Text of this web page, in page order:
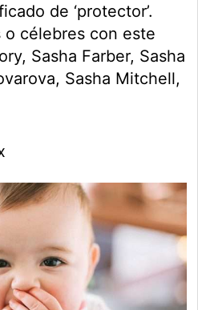
de ‘protector’.
o célebres con este
Sasha Farber, Sasha
Sasha Mitchell,